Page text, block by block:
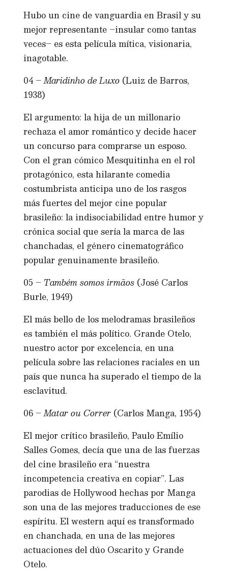
Hubo un cine de vanguardia en Brasil y su
mejor representante –insular como tantas
veces– es esta película mítica, visionaria,
inagotable.
04 –Maridinho de Luxo (Luiz de Barros,
1938)
El argumento: la hija de un millonario
rechaza el amor romántico y decide hacer
un concurso para comprarse un esposo.
Con el gran cómico Mesquitinha en el rol
protagónico, esta hilarante comedia
costumbrista anticipa uno de los rasgos
más fuertes del mejor cine popular
brasileño: la indisociabilidad entre humor y
crónica social que sería la marca de las
chanchadas, el género cinematográfico
popular genuinamente brasileño.
05 – Também somos irmãos (José Carlos
Burle, 1949)
El más bello de los melodramas brasileños
es también el más político. Grande Otelo,
nuestro actor por excelencia, en una
película sobre las relaciones raciales en un
país que nunca ha superado el tiempo de la
esclavitud.
06 –Matar ou Correr (Carlos Manga, 1954)
El mejor crítico brasileño, Paulo Emílio
Salles Gomes, decía que una de las fuerzas
del cine brasileño era “nuestra
incompetencia creativa en copiar”. Las
parodias de Hollywood hechas por Manga
son una de las mejores traducciones de ese
espíritu. El western aquí es transformado
en chanchada, en una de las mejores
actuaciones del dúo Oscarito y Grande
Otelo.